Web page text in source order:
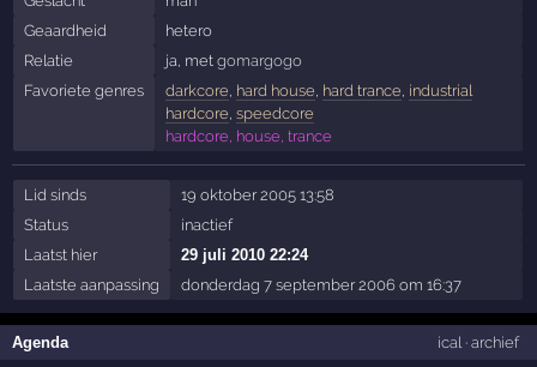
Geaardheid
hetero
Relatie
ja, met gomargogo
Favoriete genres
darkcore, hard house, hard trance, industrial
hardcore, speedcore
hardcore, house, trance
Lid sinds
19 oktober 2005 13:58
Status
inactief
Laatst hier
29 juli 2010 22:24
Laatste aanpassing
donderdag 7 september 2006 om 16:37
Agenda ical· archief